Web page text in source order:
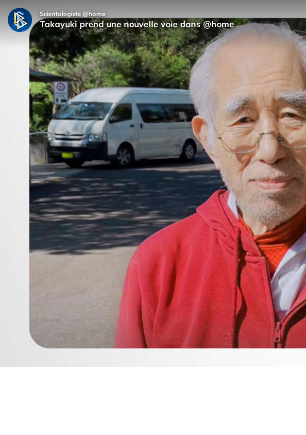
Scientologists @home
Takayuki prend une nouvelle voie dans @home